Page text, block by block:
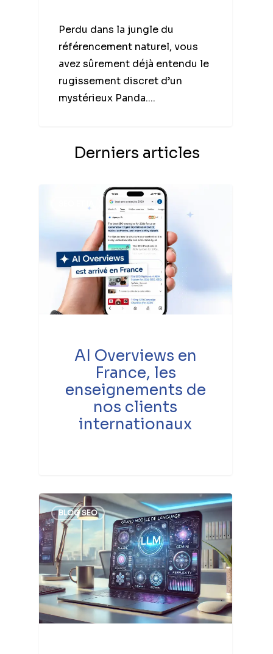
Perdu dans la jungle du
référencement naturel, vous
avez sûrement déjà entendu le
rugissement discret d’un
mystérieux Panda....
Derniers articles
AI Overviews en
France, les
enseignements de
nos clients
internationaux
BLOG SEO